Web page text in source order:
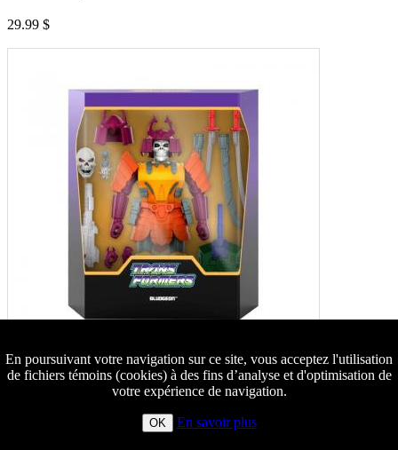
29.99 $
En poursuivant votre navigation sur ce site, vous acceptez l'utilisation
de fichiers témoins (cookies) à des fins d’analyse et d'optimisation de
votre expérience de navigation.
OK En savoir plus